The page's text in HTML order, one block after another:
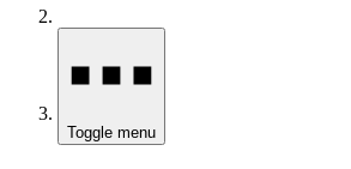
Toggle menu